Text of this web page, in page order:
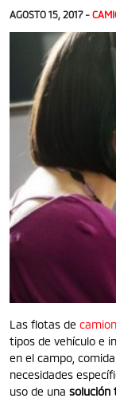
AGOSTO 15, 2017 -
Las flotas de
tipos de vehículo e
en el campo,
necesidades
uso de una solución